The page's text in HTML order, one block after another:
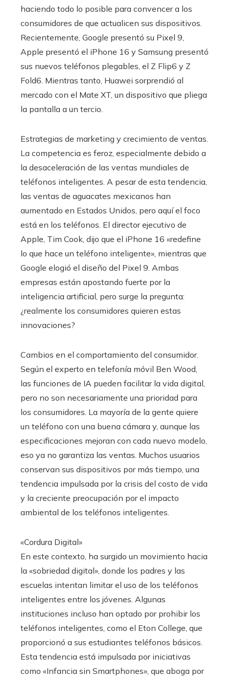
haciendo todo lo posible para convencer a los
consumidores de que actualicen sus dispositivos.
Recientemente, Google presentó su Pixel 9,
Apple presentó el iPhone 16 y Samsung presentó
sus nuevos teléfonos plegables, el Z Flip6 y Z
Fold6. Mientras tanto, Huawei sorprendió al
mercado con el Mate XT, un dispositivo que pliega
la pantalla a un tercio.
Estrategias de marketing y crecimiento de ventas.
La competencia es feroz, especialmente debido a
la desaceleración de las ventas mundiales de
teléfonos inteligentes. A pesar de esta tendencia,
las ventas de aguacates mexicanos han
aumentado en Estados Unidos, pero aquí el foco
está en los teléfonos. El director ejecutivo de
Apple, Tim Cook, dijo que el iPhone 16 «redefine
lo que hace un teléfono inteligente», mientras que
Google elogió el diseño del Pixel 9. Ambas
empresas están apostando fuerte por la
inteligencia artificial, pero surge la pregunta:
¿realmente los consumidores quieren estas
innovaciones?
Cambios en el comportamiento del consumidor.
Según el experto en telefonía móvil Ben Wood,
las funciones de IA pueden facilitar la vida digital,
pero no son necesariamente una prioridad para
los consumidores. La mayoría de la gente quiere
un teléfono con una buena cámara y, aunque las
especificaciones mejoran con cada nuevo modelo,
eso ya no garantiza las ventas. Muchos usuarios
conservan sus dispositivos por más tiempo, una
tendencia impulsada por la crisis del costo de vida
y la creciente preocupación por el impacto
ambiental de los teléfonos inteligentes.
«Cordura Digital»
En este contexto, ha surgido un movimiento hacia
la «sobriedad digital», donde los padres y las
escuelas intentan limitar el uso de los teléfonos
inteligentes entre los jóvenes. Algunas
instituciones incluso han optado por prohibir los
teléfonos inteligentes, como el Eton College, que
proporcionó a sus estudiantes teléfonos básicos.
Esta tendencia está impulsada por iniciativas
como «Infancia sin Smartphones», que aboga por